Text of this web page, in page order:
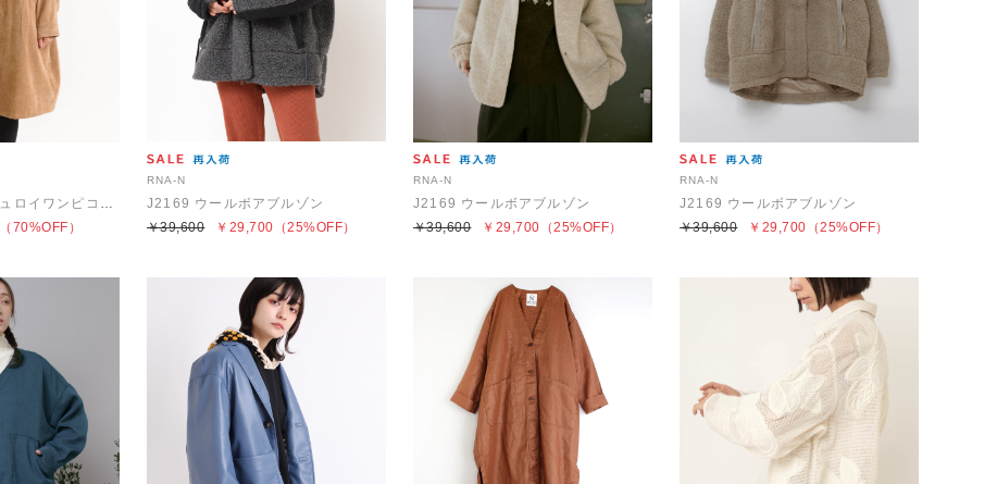
C0723 T/Nコーデュロイワンピコート
（70%OFF）
RNA-N
J2169 ウールボアブルゾン
￥29,700
￥39,600 （25%OFF）
RNA-N
J2169 ウールボアブルゾン
￥29,700
￥39,600 （25%OFF）
RNA-N
J2169 ウールボアブルゾン
￥29,700
￥39,600 （25%OFF）